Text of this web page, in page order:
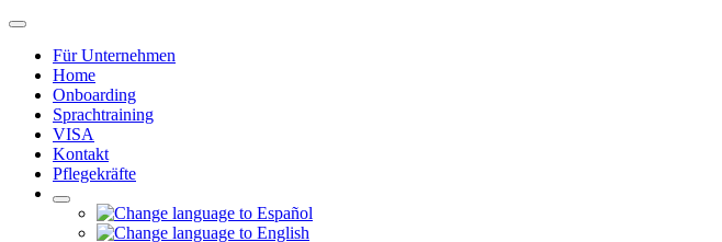
Zum
springen
Navigation
umschalten
Für Unternehmen
Home
Onboarding
Sprachtraining
VISA
Kontakt
Pflegekräfte